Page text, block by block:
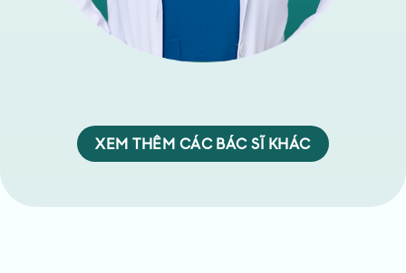
XEM THÊM CÁC BÁC SĨ KHÁC